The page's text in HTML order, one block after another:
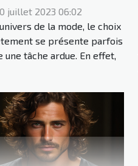
juillet 2023 06:02
de la mode, le choix
se présente parfois
une tâche ardue. En effet,